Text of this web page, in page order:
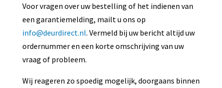
Voor vragen over uw bestelling of het indienen van
een garantiemelding, mailt u ons op
info@deurdirect.nl. Vermeld bij uw bericht altijd uw
ordernummer en een korte omschrijving van uw
vraag of probleem.
Wij reageren zo spoedig mogelijk, doorgaans binnen